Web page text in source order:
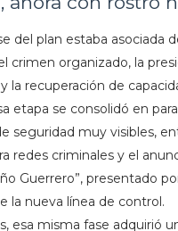
del plan estaba asociada
crimen organizado, la
la recuperación de
etapa se consolidó en
seguridad muy visibles,
redes criminales y el
Guerrero”, presentado
la nueva línea de control.
esa misma fase adquirió